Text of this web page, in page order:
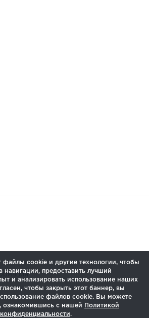
файлы cookie и другие технологии, чтобы
навигации, предоставить лучший
и анализировать использование наших
чтобы закрыть этот баннер, вы
файлов cookie. Вы можете
ознакомившись с нашей
Политикой
конфиденциальности.